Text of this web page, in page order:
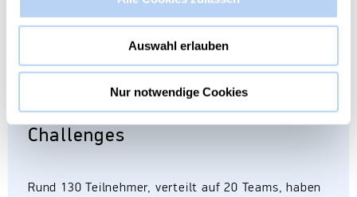
Auswahl erlauben
Nur notwendige Cookies
130 Teilnehmer, 20 Teams, 8
Challenges
Rund 130 Teilnehmer, verteilt auf 20 Teams, haben